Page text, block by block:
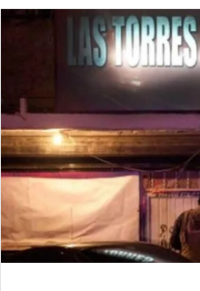
email